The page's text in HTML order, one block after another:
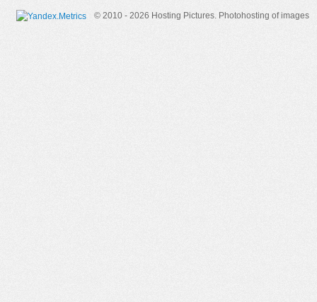
© 2010 - 2026 Hosting Pictures. Photohosting of images